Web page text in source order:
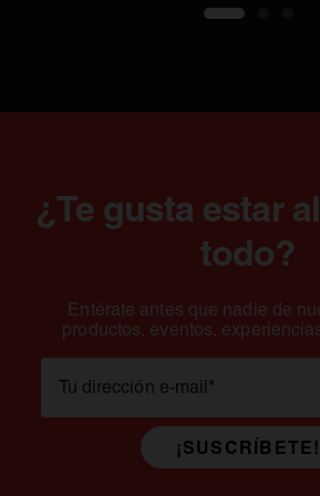
1
¿Te gusta estar
todo?
Entérate antes que nadie de
productos, eventos,
Tu dirección e-mail *
¡SUSCRÍBETE!